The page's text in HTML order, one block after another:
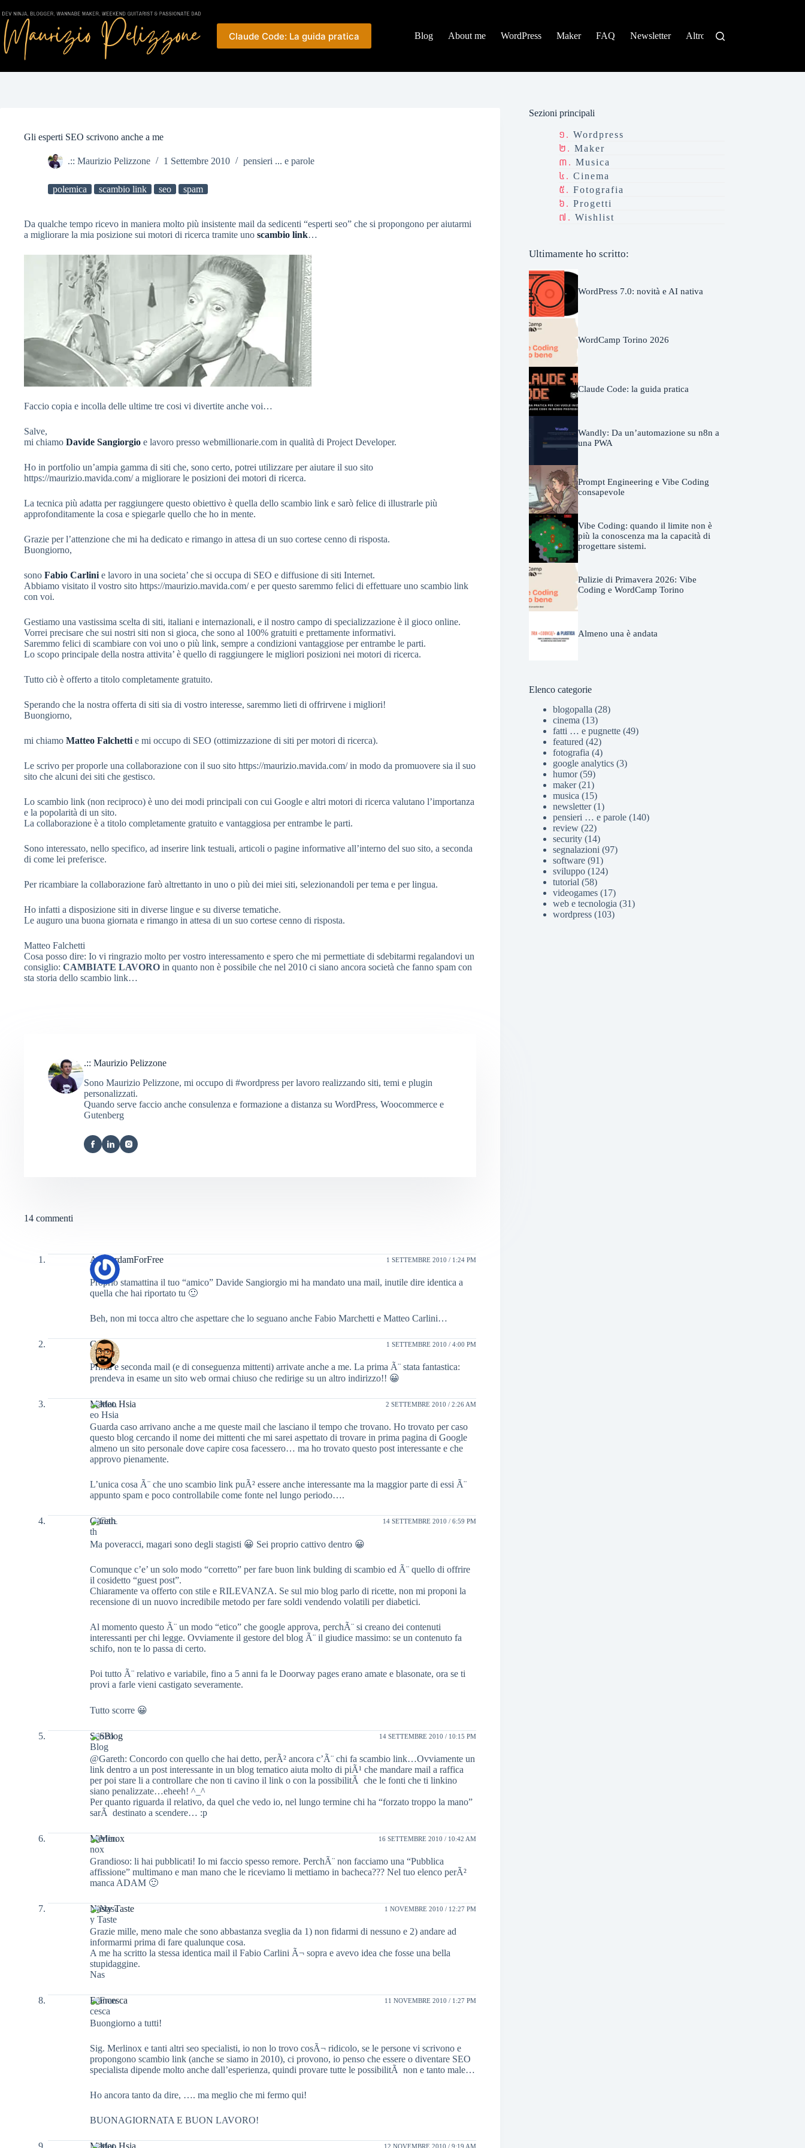
al
contenuto
Claude Code: La guida pratica Blog About me WordPress Maker FAQ Newsletter Altro
Gli esperti SEO scrivono anche a me
.:: Maurizio Pelizzone 1 Settembre 2010 pensieri ... e parole
polemica scambio link seo spam
Da qualche tempo ricevo in maniera molto più insistente mail da sedicenti “esperti seo” che si propongono per aiutarmi
a migliorare la mia posizione sui motori di ricerca tramite uno scambio link…
Faccio copia e incolla delle ultime tre cosi vi divertite anche voi…
Salve,
mi chiamo Davide Sangiorgio e lavoro presso webmillionarie.com in qualità di Project Developer.
Ho in portfolio un’ampia gamma di siti che, sono certo, potrei utilizzare per aiutare il suo sito
https://maurizio.mavida.com/ a migliorare le posizioni dei motori di ricerca.
La tecnica più adatta per raggiungere questo obiettivo è quella dello scambio link e sarò felice di illustrarle più
approfonditamente la cosa e spiegarle quello che ho in mente.
Grazie per l’attenzione che mi ha dedicato e rimango in attesa di un suo cortese cenno di risposta.
Buongiorno,
sono Fabio Carlini e lavoro in una societa’ che si occupa di SEO e diffusione di siti Internet.
Abbiamo visitato il vostro sito https://maurizio.mavida.com/ e per questo saremmo felici di effettuare uno scambio link
con voi.
Gestiamo una vastissima scelta di siti, italiani e internazionali, e il nostro campo di specializzazione è il gioco online.
Vorrei precisare che sui nostri siti non si gioca, che sono al 100% gratuiti e prettamente informativi.
Saremmo felici di scambiare con voi uno o più link, sempre a condizioni vantaggiose per entrambe le parti.
Lo scopo principale della nostra attivita’ è quello di raggiungere le migliori posizioni nei motori di ricerca.
Tutto ciò è offerto a titolo completamente gratuito.
Sperando che la nostra offerta di siti sia di vostro interesse, saremmo lieti di offrirvene i migliori!
Buongiorno,
mi chiamo Matteo Falchetti e mi occupo di SEO (ottimizzazione di siti per motori di ricerca).
Le scrivo per proporle una collaborazione con il suo sito https://maurizio.mavida.com/ in modo da promuovere sia il suo
sito che alcuni dei siti che gestisco.
Lo scambio link (non reciproco) è uno dei modi principali con cui Google e altri motori di ricerca valutano l’importanza
e la popolarità di un sito.
La collaborazione è a titolo completamente gratuito e vantaggiosa per entrambe le parti.
Sono interessato, nello specifico, ad inserire link testuali, articoli o pagine informative all’interno del suo sito, a seconda
di come lei preferisce.
Per ricambiare la collaborazione farò altrettanto in uno o più dei miei siti, selezionandoli per tema e per lingua.
Ho infatti a disposizione siti in diverse lingue e su diverse tematiche.
Le auguro una buona giornata e rimango in attesa di un suo cortese cenno di risposta.
Matteo Falchetti
Cosa posso dire: Io vi ringrazio molto per vostro interessamento e spero che mi permettiate di sdebitarmi regalandovi un
consiglio: CAMBIATE LAVORO in quanto non è possibile che nel 2010 ci siano ancora società che fanno spam con
sta storia dello scambio link…
.:: Maurizio Pelizzone
Sono Maurizio Pelizzone, mi occupo di #wordpress per lavoro realizzando siti, temi e plugin
personalizzati.
Quando serve faccio anche consulenza e formazione a distanza su WordPress, Woocommerce e
Gutenberg
14 commenti
AmsterdamForFree 1 SETTEMBRE 2010 / 1:24 PM
Proprio stamattina il tuo “amico” Davide Sangiorgio mi ha mandato una mail, inutile dire identica a
quella che hai riportato tu 🙂
Beh, non mi tocca altro che aspettare che lo seguano anche Fabio Marchetti e Matteo Carlini…
Gioxx 1 SETTEMBRE 2010 / 4:00 PM
Prima e seconda mail (e di conseguenza mittenti) arrivate anche a me. La prima Ã¨ stata fantastica:
prendeva in esame un sito web ormai chiuso che redirige su un altro indirizzo!! 😀
Matteo Hsia 2 SETTEMBRE 2010 / 2:26 AM
Guarda caso arrivano anche a me queste mail che lasciano il tempo che trovano. Ho trovato per caso
questo blog cercando il nome dei mittenti che mi sarei aspettato di trovare in prima pagina di Google
almeno un sito personale dove capire cosa facessero… ma ho trovato questo post interessante e che
approvo pienamente.
L’unica cosa Ã¨ che uno scambio link puÃ² essere anche interessante ma la maggior parte di essi Ã¨
appunto spam e poco controllabile come fonte nel lungo periodo….
Gareth 14 SETTEMBRE 2010 / 6:59 PM
Ma poveracci, magari sono degli stagisti 😀 Sei proprio cattivo dentro 😀
Comunque c’e’ un solo modo “corretto” per fare buon link bulding di scambio ed Ã¨ quello di offrire
il cosidetto “guest post”.
Chiaramente va offerto con stile e RILEVANZA. Se sul mio blog parlo di ricette, non mi proponi la
recensione di un nuovo incredibile metodo per fare soldi vendendo volatili per diabetici.
Al momento questo Ã¨ un modo “etico” che google approva, perchÃ¨ si creano dei contenuti
interessanti per chi legge. Ovviamente il gestore del blog Ã¨ il giudice massimo: se un contenuto fa
schifo, non te lo passa di certo.
Poi tutto Ã¨ relativo e variabile, fino a 5 anni fa le Doorway pages erano amate e blasonate, ora se ti
provi a farle vieni castigato severamente.
Tutto scorre 😀
SeoBlog 14 SETTEMBRE 2010 / 10:15 PM
@Gareth: Concordo con quello che hai detto, perÃ² ancora c’Ã¨ chi fa scambio link…Ovviamente un
link dentro a un post interessante in un blog tematico aiuta molto di piÃ¹ che mandare mail a raffica
per poi stare li a controllare che non ti cavino il link o con la possibilitÃ che le fonti che ti linkino
siano penalizzate…eheeh! ^_^
Per quanto riguarda il relativo, da quel che vedo io, nel lungo termine chi ha “forzato troppo la mano”
sarÃ destinato a scendere… :p
Merlinox 16 SETTEMBRE 2010 / 10:42 AM
Grandioso: li hai pubblicati! Io mi faccio spesso remore. PerchÃ¨ non facciamo una “Pubblica
affissione” multimano e man mano che le riceviamo li mettiamo in bacheca??? Nel tuo elenco perÃ²
manca ADAM 🙂
Nasty Taste 1 NOVEMBRE 2010 / 12:27 PM
Grazie mille, meno male che sono abbastanza sveglia da 1) non fidarmi di nessuno e 2) andare ad
informarmi prima di fare qualunque cosa.
A me ha scritto la stessa identica mail il Fabio Carlini Ã¬ sopra e avevo idea che fosse una bella
stupidaggine.
Nas
Francesca 11 NOVEMBRE 2010 / 1:27 PM
Buongiorno a tutti!
Sig. Merlinox e tanti altri seo specialisti, io non lo trovo cosÃ¬ ridicolo, se le persone vi scrivono e
propongono scambio link (anche se siamo in 2010), ci provono, io penso che essere o diventare SEO
specialista dipende molto anche dall’esperienza, quindi provare tutte le possibilitÃ non e tanto male…
Ho ancora tanto da dire, …. ma meglio che mi fermo qui!
BUONAGIORNATA E BUON LAVORO!
Matteo Hsia 12 NOVEMBRE 2010 / 9:19 AM
Sezioni principali
Wordpress
Maker
Musica
Cinema
Fotografia
Progetti
Wishlist
Ultimamente ho scritto:
WordPress 7.0: novità e AI nativa
WordCamp Torino 2026
Claude Code: la guida pratica
Wandly: Da un’automazione su n8n a
una PWA
Prompt Engineering e Vibe Coding
consapevole
Vibe Coding: quando il limite non è
più la conoscenza ma la capacità di
progettare sistemi.
Pulizie di Primavera 2026: Vibe
Coding e WordCamp Torino
Almeno una è andata
Elenco categorie
blogopalla (28)
cinema (13)
fatti … e pugnette (49)
featured (42)
fotografia (4)
google analytics (3)
humor(59)
maker(21)
musica (15)
newsletter(1)
pensieri … e parole (140)
review (22)
security (14)
segnalazioni (97)
software (91)
sviluppo (124)
tutorial (58)
videogames (17)
web e tecnologia (31)
wordpress (103)